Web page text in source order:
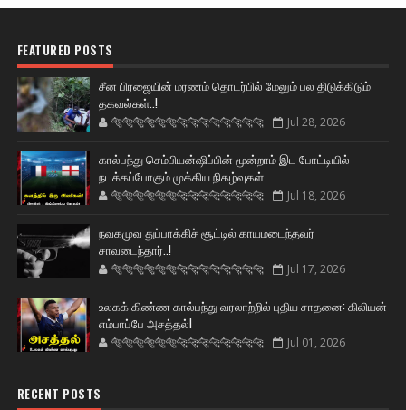
FEATURED POSTS
சீன பிரஜையின் மரணம் தொடர்பில் மேலும் பல திடுக்கிடும்
தகவல்கள்..!
🐅🐅🐅🐅🐅🐅🐆🐆🐆🐆🐆🐆🐆🐆 Jul 28, 2026
கால்பந்து செம்பியன்ஷிப்பின் மூன்றாம் இட போட்டியில்
நடக்கப்போகும் முக்கிய நிகழ்வுகள்
🐅🐅🐅🐅🐅🐅🐆🐆🐆🐆🐆🐆🐆🐆 Jul 18, 2026
நவகமுவ துப்பாக்கிச் சூட்டில் காயமடைந்தவர்
சாவடைந்தார்..!
🐅🐅🐅🐅🐅🐅🐆🐆🐆🐆🐆🐆🐆🐆 Jul 17, 2026
உலகக் கிண்ண கால்பந்து வரலாற்றில் புதிய சாதனை: கிலியன்
எம்பாப்பே அசத்தல்!
🐅🐅🐅🐅🐅🐅🐆🐆🐆🐆🐆🐆🐆🐆 Jul 01, 2026
RECENT POSTS